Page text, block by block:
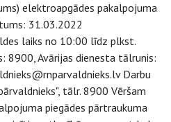
elektroapgādes pakalpojuma
31.03.2022
laiks no 10:00 līdz plkst.
Avārijas dienesta tālrunis:
Darbu
tālr. 8900 Vēršam
piegādes pārtraukuma